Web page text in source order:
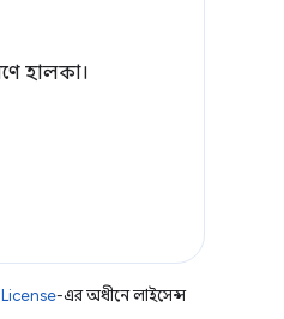
হালকা।
-এর অধীনে লাইসেন্স